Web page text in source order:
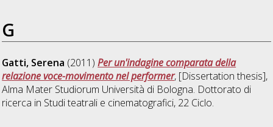
G
Gatti, Serena (2011)Per un'indagine comparata della
relazione voce-movimento nel performer, [Dissertation thesis],
Alma Mater Studiorum Università di Bologna. Dottorato di
ricerca in Studi teatrali e cinematografici, 22 Ciclo.